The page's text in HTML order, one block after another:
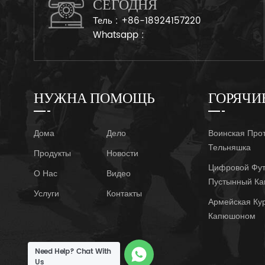
СЕГОДНЯ
Тель : +86-18924157220
Whatsapp :
НУЖНА ПОМОЩЬ
Дома
Продукты
О Нас
Услуги
Дело
Новости
Видео
Контакты
Воинская
Тельняшка
Цифровой
Пустынный
Армейская
Капюшоном
Need Help? Chat With
Us